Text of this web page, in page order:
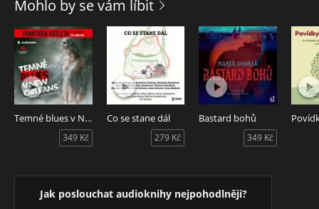
Mohlo by se vám líbit
Temné blues v New Orleans
349 Kč
Co se stane dál
279 Kč
Bastard bohů
349 Kč
Jak poslouchat audioknihy nejpohodlněji?